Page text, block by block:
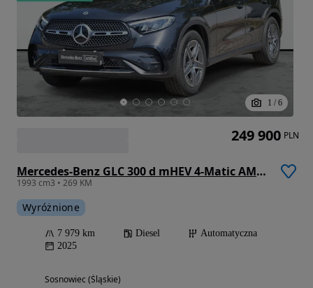
1 / 6
Mercedes-Benz GLC 300 d mHEV 4-Matic AMG Line
1993 cm3 • 269 KM
Wyróżnione
7 979 km Diesel
Automatyczna
2025
Sosnowiec (Śląskie)
249 900 PLN